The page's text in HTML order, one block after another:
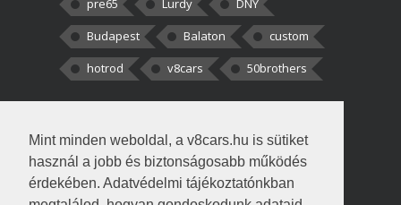
Mint minden weboldal, a v8cars.hu is sütiket
használ a jobb és biztonságosabb működés
érdekében. Adatvédelmi tájékoztatónkban
pre65
Lurdy
DNY
Budapest
Balaton
custom
hotrod
v8cars 50brothers
kortisz:Elszúrtam! Én csak két
darabbaal számoltam. Nem tudtam, hogy fél autót,